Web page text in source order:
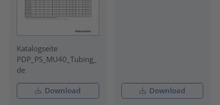
Katalogseite
PDP_PS_MU40_Tubing_
de
Download Download